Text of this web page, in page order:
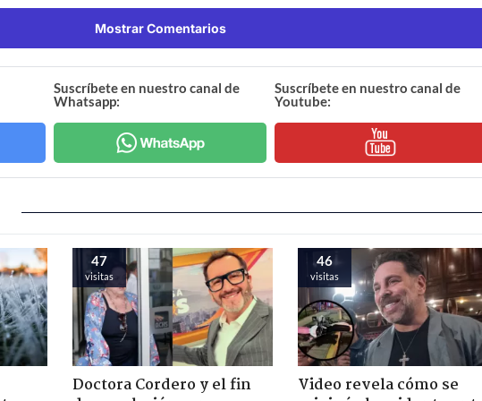
Mostrar Comentarios
Suscríbete en nuestro canal de
Whatsapp:
Suscríbete en nuestro canal de
Youtube:
47
visitas
Doctora Cordero y el fin
46
visitas
Video revela cómo se